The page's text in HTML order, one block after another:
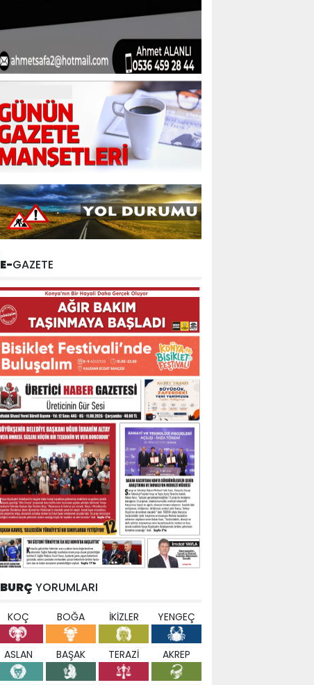
E-GAZETE
BURÇ YORUMLARI
KOÇ BOĞA İKİZLER YENGEÇ
ASLAN BAŞAK TERAZİ AKREP